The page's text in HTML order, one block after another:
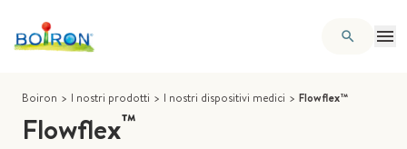
Boiron > I nostri prodotti > I nostri dispositivi medici > Flowflex™
Flowflex™